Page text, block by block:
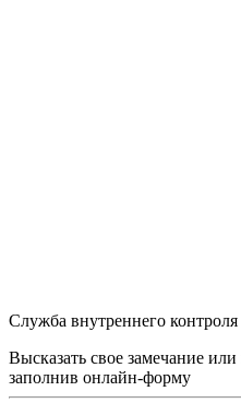
Служба внутреннего контроля
Высказать свое замечание
заполнив онлайн-форму